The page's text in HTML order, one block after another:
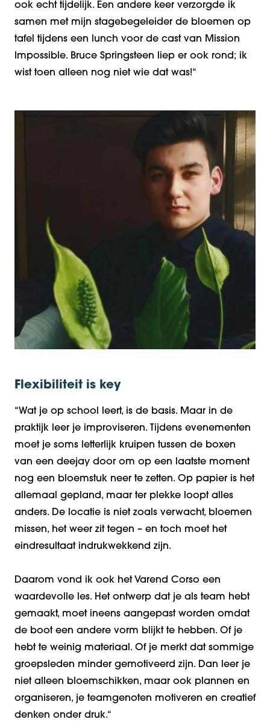
ook echt tijdelijk. Een andere keer verzorgde ik
samen met mijn stagebegeleider de bloemen op
tafel tijdens een lunch voor de cast van Mission
Impossible. Bruce Springsteen liep er ook rond; ik
wist toen alleen nog niet wie dat was!“
Flexibiliteit is key
“Wat je op school leert, is de basis. Maar in de
praktijk leer je improviseren. Tijdens evenementen
moet je soms letterlijk kruipen tussen de boxen
van een deejay door om op een laatste moment
nog een bloemstuk neer te zetten. Op papier is het
allemaal gepland, maar ter plekke loopt alles
anders. De locatie is niet zoals verwacht, bloemen
missen, het weer zit tegen – en toch moet het
eindresultaat indrukwekkend zijn.
Daarom vond ik ook het Varend Corso een
waardevolle les. Het ontwerp dat je als team hebt
gemaakt, moet ineens aangepast worden omdat
de boot een andere vorm blijkt te hebben. Of je
hebt te weinig materiaal. Of je merkt dat sommige
groepsleden minder gemotiveerd zijn. Dan leer je
niet alleen bloemschikken, maar ook plannen en
organiseren, je teamgenoten motiveren en creatief
denken onder druk.“